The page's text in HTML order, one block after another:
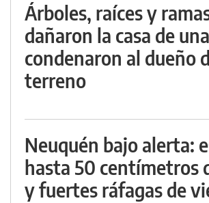
Árboles, raíces y
dañaron la casa de
condenaron al dueño
terreno
Neuquén bajo alerta:
hasta 50 centímetros
y fuertes ráfagas de